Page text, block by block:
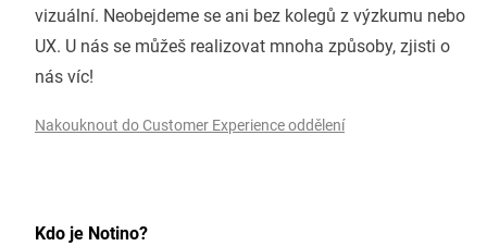
vizuální. Neobejdeme se ani bez kolegů z výzkumu nebo
UX. U nás se můžeš realizovat mnoha způsoby, zjisti o
nás víc!
Nakouknout do Customer Experience oddělení
Kdo je Notino?